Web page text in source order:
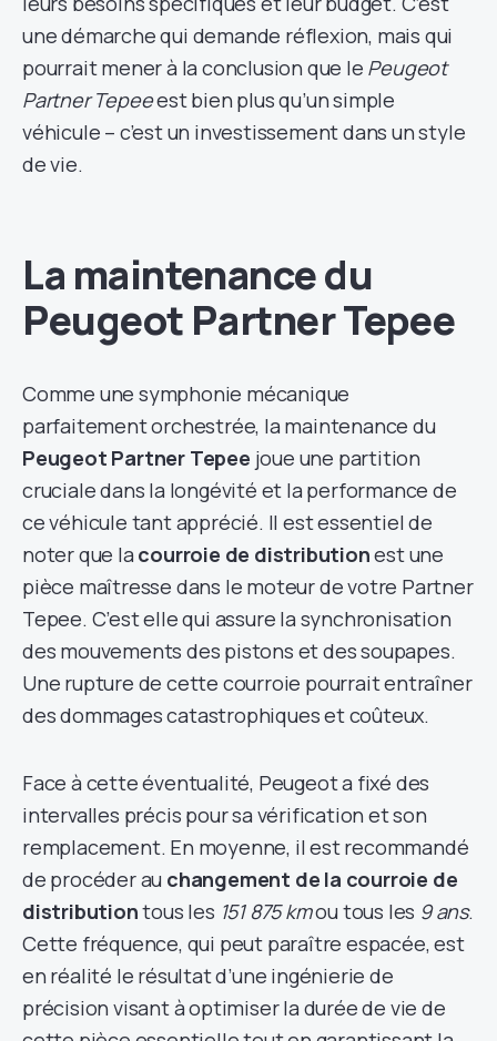
une démarche qui demande réflexion, mais qui
pourrait mener à la conclusion que le Peugeot
Partner Tepeeest bien plus qu’un simple
véhicule – c’est un investissement dans un style
de vie.
La maintenance du
Peugeot Partner Tepee
Comme une symphonie mécanique
parfaitement orchestrée, la maintenance du
Peugeot Partner Tepee joue une partition
cruciale dans la longévité et la performance de
ce véhicule tant apprécié. Il est essentiel de
noter que la courroie de distributionest une
pièce maîtresse dans le moteur de votre Partner
Tepee. C’est elle qui assure la synchronisation
des mouvements des pistons et des soupapes.
Une rupture de cette courroie pourrait entraîner
des dommages catastrophiques et coûteux.
Face à cette éventualité, Peugeot a fixé des
intervalles précis pour sa vérification et son
remplacement. En moyenne, il est recommandé
de procéder au changement de la courroie de
distributiontous les 151 875 kmou tous les 9 ans.
Cette fréquence, qui peut paraître espacée, est
en réalité le résultat d’une ingénierie de
précision visant à optimiser la durée de vie de